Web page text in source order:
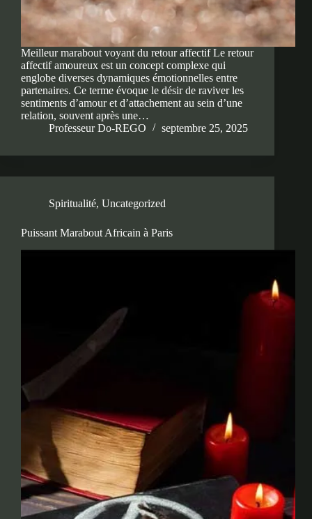
Meilleur marabout voyant du retour affectif Le retour
affectif amoureux est un concept complexe qui
englobe diverses dynamiques émotionnelles entre
partenaires. Ce terme évoque le désir de raviver les
sentiments d’amour et d’attachement au sein d’une
relation, souvent après une…
Professeur Do-REGO
septembre 25, 2025
Spiritualité, Uncategorized
Puissant Marabout Africain à Paris